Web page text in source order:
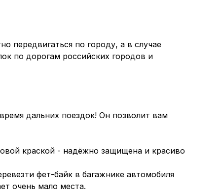
передвигаться по городу, а в случае
по дорогам российских городов и
дальних поездок! Он позволит вам
краской - надёжно защищена и красиво
фет-байк в багажнике автомобиля
очень мало места.